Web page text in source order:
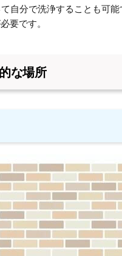
自分で洗浄することも可
要です。
な場所